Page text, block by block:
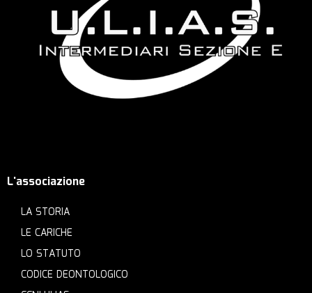
L'associazione
LA STORIA
LE CARICHE
LO STATUTO
CODICE DEONTOLOGICO